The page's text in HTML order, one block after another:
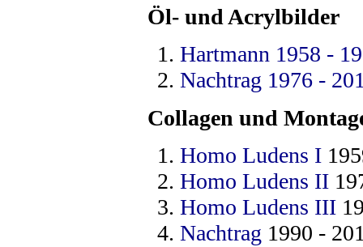
Öl- und Acrylbilder
Hartmann 1958 -
Nachtrag 1976 -
Collagen und
Homo Ludens I
Homo Ludens II
Homo Ludens III
Nachtrag 1990 -